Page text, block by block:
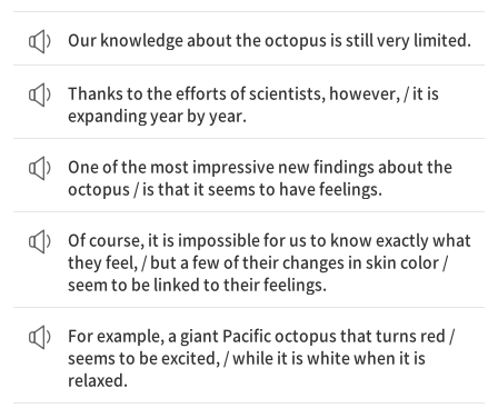
Our knowledge about the octopus is still very limited.
Thanks to the efforts of scientists, however, / it is
expanding year by year.
One of the most impressive new findings about the
octopus / is that it seems to have feelings.
Of course, it is impossible for us to know exactly what
they feel, / but a few of their changes in skin color /
seem to be linked to their feelings.
For example, a giant Pacific octopus that turns red /
seems to be excited, / while it is white when it is
relaxed.